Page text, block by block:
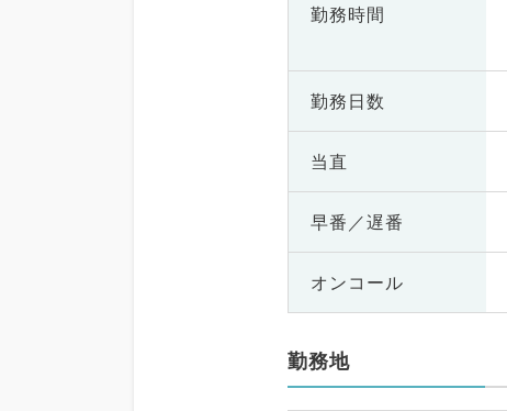
勤務時間
勤務日数
当直
早番／遅番
オンコール
勤務地